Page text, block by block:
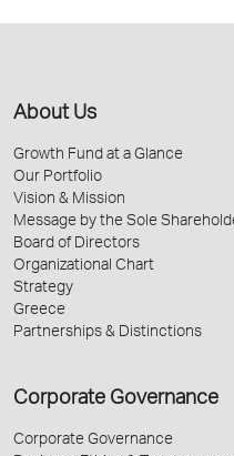
About Us
Growth Fund at a Glance
Our Portfolio
Vision & Mission
Message by the Sole
Board of Directors
Organizational Chart
Strategy
Greece
Partnerships & Distinctions
Corporate Governance
Corporate Governance